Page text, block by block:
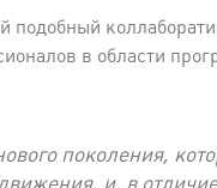
подобный
в области
поколения,